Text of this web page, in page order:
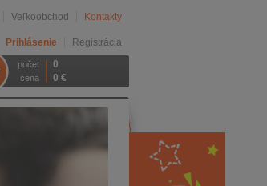
Veľkoobchod Kontakty
Prihlásenie Registrácia
počet 0
cena 0 €